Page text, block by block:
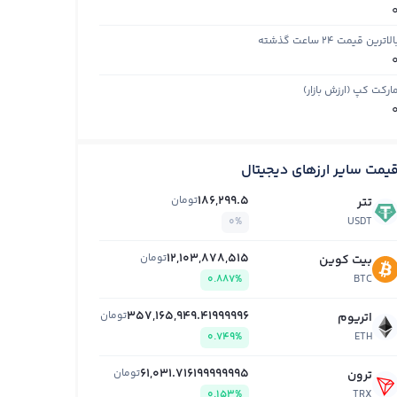
0
قیمت ۲۴ ساعت گذشته
0
مارکت کپ (ارزش بازار)
0
قیمت سایر ارزهای دیجیتال
تتر
USDT
186,299.5تومان
0%
بیت کوین
BTC
12,103,878,515تومان
0.887%
اتریوم
ETH
357,165,949.41999996تومان
0.749%
ترون 61,031.716199999995تومان